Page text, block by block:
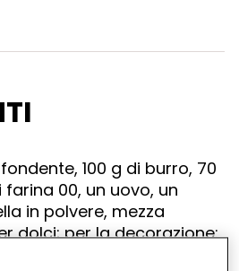
100 g di burro, 70
00, un uovo, un
in polvere, mezza
dolci; per la decorazione: